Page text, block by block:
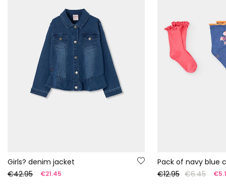
Girls? denim jacket
€42.95
€21.45
Pack of navy blue
€12.95 €6.45